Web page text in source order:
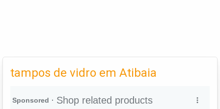
tampos de vidro em Atibaia